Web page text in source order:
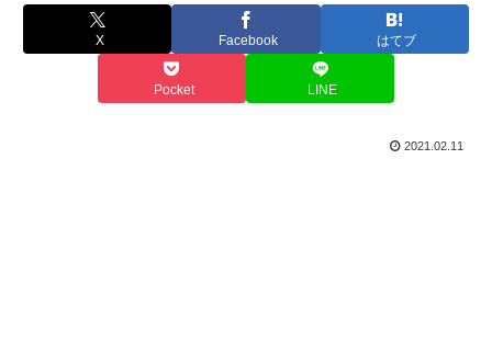
X Facebook はてブ
Pocket LINE
2021.02.11